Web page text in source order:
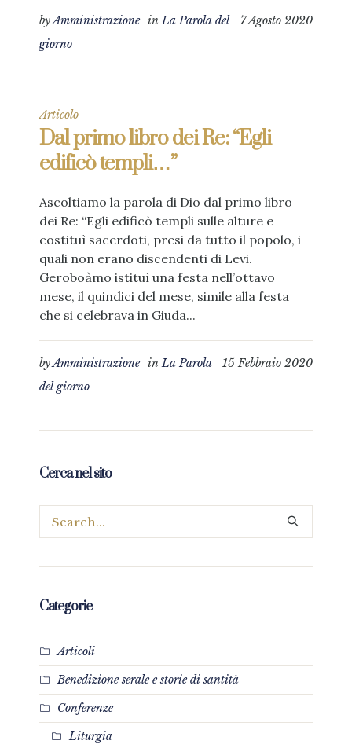
7 Agosto 2020
byAmministrazione inLa Parola del
giorno
Articolo
Dal primo libro dei Re: “Egli
edificò templi…”
Ascoltiamo la parola di Dio dal primo libro
dei Re: “Egli edificò templi sulle alture e
costituì sacerdoti, presi da tutto il popolo, i
quali non erano discendenti di Levi.
Geroboàmo istituì una festa nell’ottavo
mese, il quindici del mese, simile alla festa
che si celebrava in Giuda...
15 Febbraio 2020
byAmministrazione inLa Parola
del giorno
Cerca nel sito
Categorie
Articoli
Benedizione serale e storie di santità
Conferenze
Liturgia